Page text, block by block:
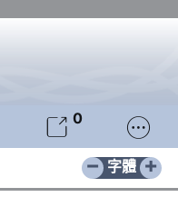
 0 
− +
字體